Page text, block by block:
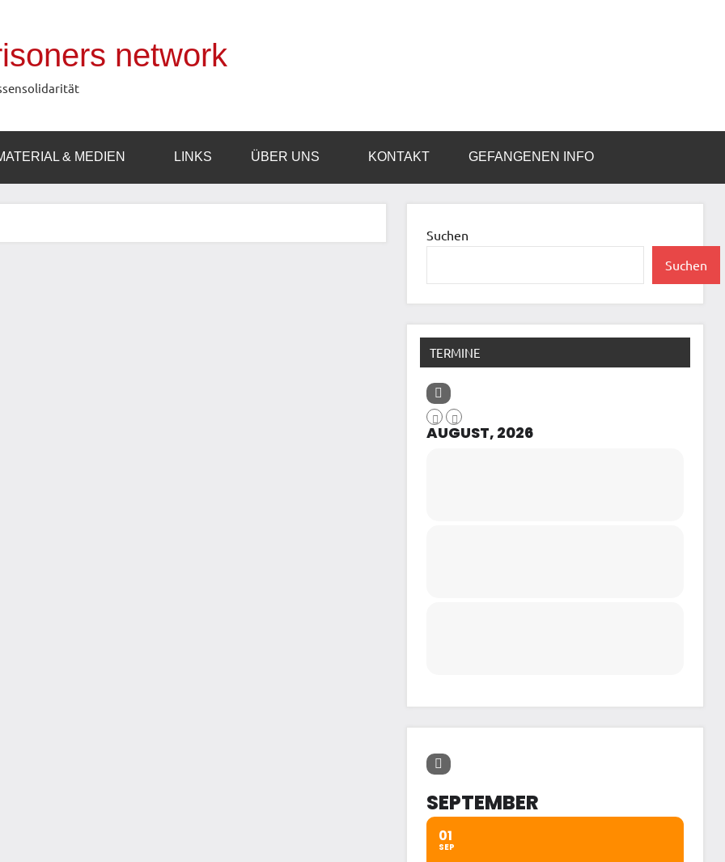
network
& MEDIEN LINKS ÜBER UNS KONTAKT GEFANGENEN INFO
Suchen
Suchen
TERMINE
AUGUST, 2026
SEPTEMBER
01
SEP